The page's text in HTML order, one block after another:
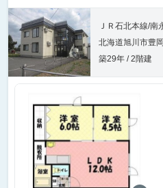
ＪＲ石北本線/南
北海道旭川市豊
築29年 / 2階建